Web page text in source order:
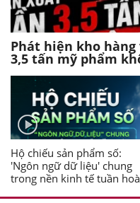
Phát hiện kho hàng
3,5 tấn mỹ phẩm
Hộ chiếu sản phẩm số:
'Ngôn ngữ dữ liệu' chung
trong nền kinh tế tuần